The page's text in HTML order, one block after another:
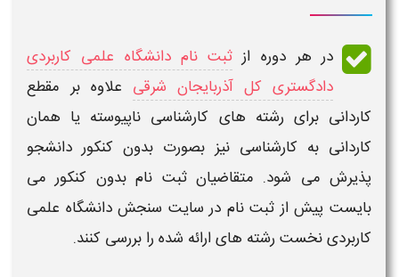
در هر دوره از ثبت نام دانشگاه علمی کاربردی
دادگستری کل آذربایجان شرقی علاوه بر مقطع
کاردانی برای رشته های کارشناسی ناپیوسته یا همان
کاردانی به کارشناسی نیز بصورت بدون کنکوردانشجو
پذیرش می شود. متقاضیان ثبت نام بدون کنکور می
بایست پیش از ثبت نام در سایت سنجش دانشگاه علمی
کاربردینخست رشته های ارائه شده را بررسی کنند.